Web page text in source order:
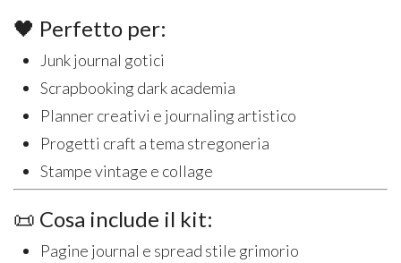
🖤 Perfetto per:
Junk journal gotici
Scrapbooking dark academia
Planner creativi e journaling artistico
Progetti craft a tema stregoneria
Stampe vintage e collage
📜 Cosa include il kit:
Pagine journal e spread stile grimorio